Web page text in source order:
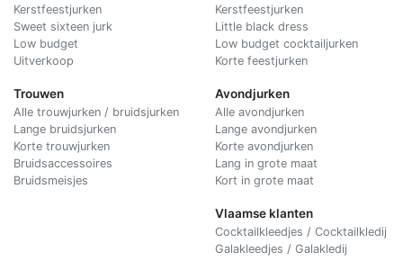
Kerstfeestjurken
Sweet sixteen jurk
Low budget
Uitverkoop
Trouwen
Alle trouwjurken / bruidsjurken
Lange bruidsjurken
Korte trouwjurken
Bruidsaccessoires
Bruidsmeisjes
Kerstfeestjurken
Little black dress
Low budget cocktailjurken
Korte feestjurken
Avondjurken
Alle avondjurken
Lange avondjurken
Korte avondjurken
Lang in grote maat
Kort in grote maat
Vlaamse klanten
Cocktailkleedjes / Cocktailkledij
Galakleedjes / Galakledij